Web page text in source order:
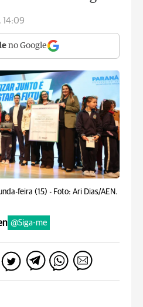
14:09
no Google
feira (15) - Foto: Ari Dias/AEN.
@Siga-me